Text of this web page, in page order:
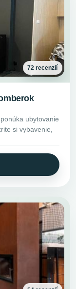
72 recenzií
ubytovanie
si vybavenie,